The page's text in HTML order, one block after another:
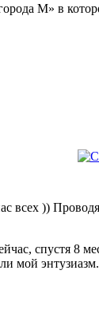
М» в
всех ))
спустя 8
мой